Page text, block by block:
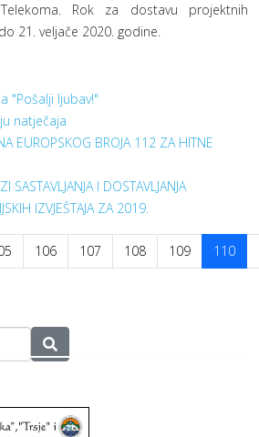
Rok za dostavu projektnih
21. veljače 2020. godine.
"Pošalji ljubav!"
natječaja
EUROPSKOG BROJA 112 ZA HITNE
SASTAVLJANJA I DOSTAVLJANJA
IZVJEŠTAJA ZA 2019.
106 107 108 109 110